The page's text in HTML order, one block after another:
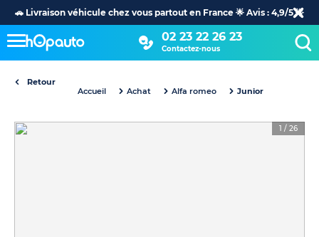
🚗 Livraison véhicule chez vous partout en France 🌟 Avis : 4,9/5 🌟
02 23 22 26 23
Contactez-nous
Retour
Accueil
Achat Alfa romeo Junior
1 / 26